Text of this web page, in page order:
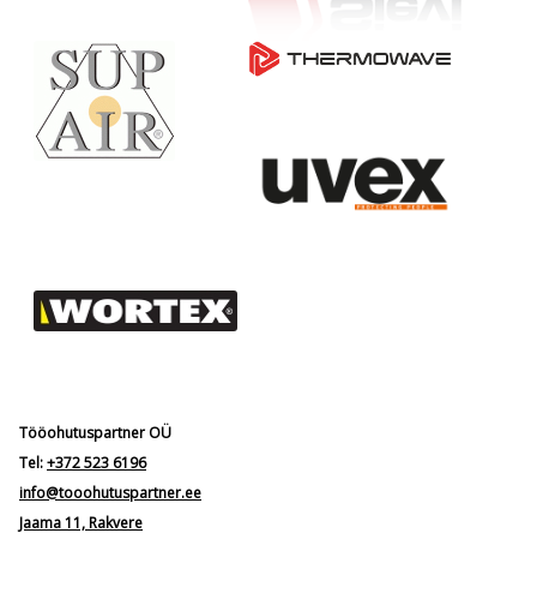
Tööohutuspartner OÜ
Tel:+372 523 6196
info@tooohutuspartner.ee
Jaama 11, Rakvere